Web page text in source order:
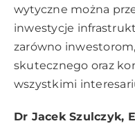
wytyczne można
inwestycje
zarówno
skutecznego oraz
wszystkimi
Dr Jacek Szulczyk,